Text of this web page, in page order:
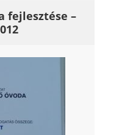
fejlesztése –